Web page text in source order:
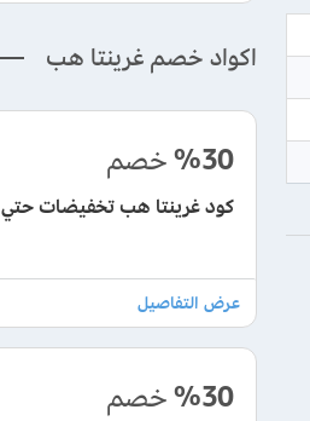
اكواد خصم غرينتا هب
%30خصم
كود غرينتا هب تخفيضات حتي 30% علي كافة التذاكر والفعاليات
%30خصم